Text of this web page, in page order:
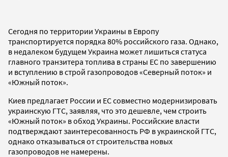
Сегодня по территории Украины в Европу
транспортируется порядка 80% российского газа. Однако,
в недалеком будущем Украина может лишиться статуса
главного транзитера топлива в страны ЕС по завершению
и вступлению в строй газопроводов «Северный поток» и
«Южный поток».
Киев предлагает России и ЕС совместно модернизировать
украинскую ГТС, заявляя, что это дешевле, чем строить
«Южный поток» в обход Украины. Российские власти
подтверждают заинтересованность РФ в украинской ГТС,
однако отказываться от строительства новых
газопроводов не намерены.